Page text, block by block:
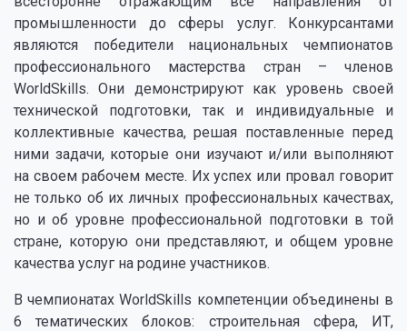
промышленности до сферы услуг. Конкурсантами
являются победители национальных чемпионатов
профессионального мастерства стран – членов
WorldSkills. Они демонстрируют как уровень своей
технической подготовки, так и индивидуальные и
коллективные качества, решая поставленные перед
ними задачи, которые они изучают и/или выполняют
на своем рабочем месте. Их успех или провал говорит
не только об их личных профессиональных качествах,
но и об уровне профессиональной подготовки в той
стране, которую они представляют, и общем уровне
качества услуг на родине участников.
В чемпионатах WorldSkills компетенции объединены в
6 тематических блоков: строительная сфера, ИТ,